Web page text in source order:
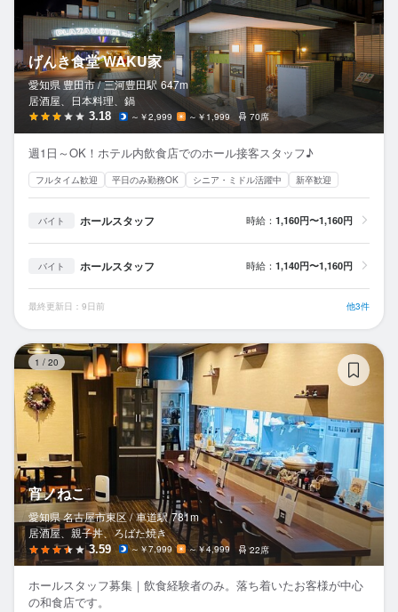
げんき食堂 WAKU家
愛知県 豊田市 / 三河豊田駅 647m
居酒屋、日本料理、鍋
3.18 ～￥2,999 ～￥1,999 70席
週1日～OK！ホテル内飲食店でのホール接客スタッフ♪
フルタイム歓迎 平日のみ勤務OK シニア・ミドル活躍中 新卒歓迎
バイト ホールスタッフ 時給： 1,160円〜1,160円
バイト ホールスタッフ 時給： 1,140円〜1,160円
最終更新日：9日前 他3件
1 / 20
宵ノねこ
愛知県 名古屋市東区 / 車道駅 781m
居酒屋、親子丼、ろばた焼き
3.59 ～￥7,999 ～￥4,999 22席
ホールスタッフ募集｜飲食経験者のみ。落ち着いたお客様が中心
の和食店です。